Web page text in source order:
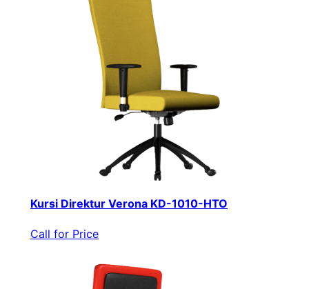
Kursi Direktur Verona KD-1010-HTO
Call for Price